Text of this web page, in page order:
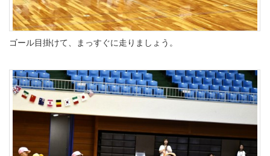
ゴール目掛けて、まっすぐに走りましょう。